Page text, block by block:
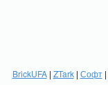
BrickUFA| ZTark| Софт|